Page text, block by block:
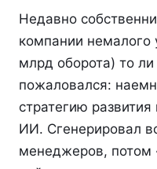
Недавно
компании немалого
млрд оборота) то
пожаловался:
стратегию
ИИ. Сгенерировал
менеджеров, потом